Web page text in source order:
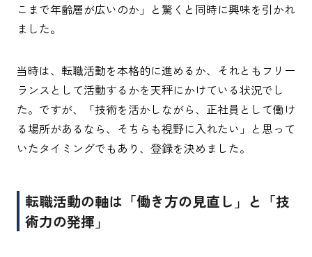
こまで年齢層が広いのか」と驚くと同時に興味を引かれ
ました。
当時は、転職活動を本格的に進めるか、それともフリー
ランスとして活動するかを天秤にかけている状況でし
た。ですが、「技術を活かしながら、正社員として働け
る場所があるなら、そちらも視野に入れたい」と思って
いたタイミングでもあり、登録を決めました。
転職活動の軸は「働き方の見直し」と「技
術力の発揮」